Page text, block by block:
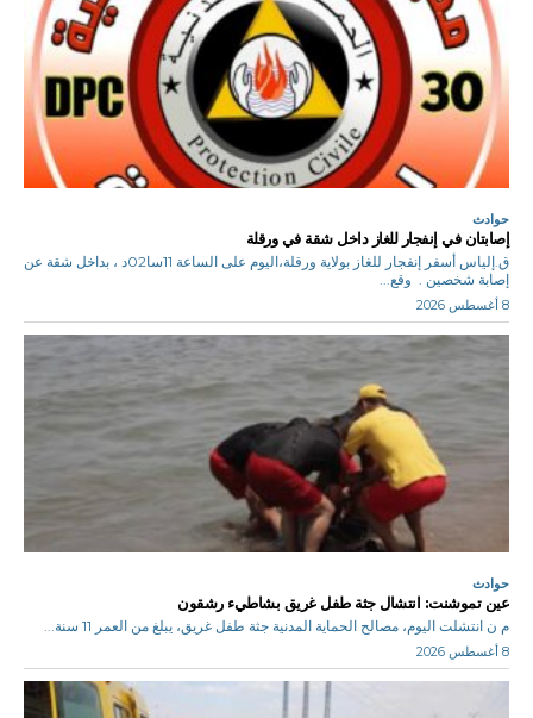
حوادث
إصابتان في إنفجار للغاز داخل شقة في ورقلة
ق.إلياس أسفر إنفجار للغاز بولاية ورقلة،اليوم على الساعة 11سا02د ، بداخل شقة عن
إصابة شخصين . وقع...
8 أغسطس 2026
حوادث
عين تموشنت: انتشال جثة طفل غريق بشاطيء رشقون
م ن انتشلت اليوم، مصالح الحماية المدنية جثة طفل غريق، يبلغ من العمر 11 سنة...
8 أغسطس 2026